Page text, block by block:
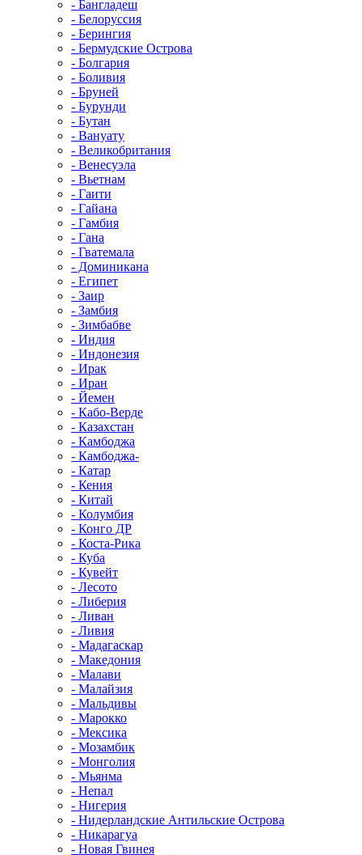
- Бангладеш
- Белоруссия
- Берингия
- Бермудские Острова
- Болгария
- Боливия
- Бруней
- Бурунди
- Бутан
- Вануату
- Великобритания
- Венесуэла
- Вьетнам
- Гаити
- Гайана
- Гамбия
- Гана
- Гватемала
- Доминикана
- Египет
- Заир
- Замбия
- Зимбабве
- Индия
- Индонезия
- Ирак
- Иран
- Йемен
- Кабо-Верде
- Казахстан
- Камбоджа
- Камбоджа-
- Катар
- Кения
- Китай
- Колумбия
- Конго ДР
- Коста-Рика
- Куба
- Кувейт
- Лесото
- Либерия
- Ливан
- Ливия
- Мадагаскар
- Македония
- Малави
- Малайзия
- Мальдивы
- Марокко
- Мексика
- Мозамбик
- Монголия
- Мьянма
- Непал
- Нигерия
- Нидерландские Антильские Острова
- Никарагуа
- Новая Гвинея